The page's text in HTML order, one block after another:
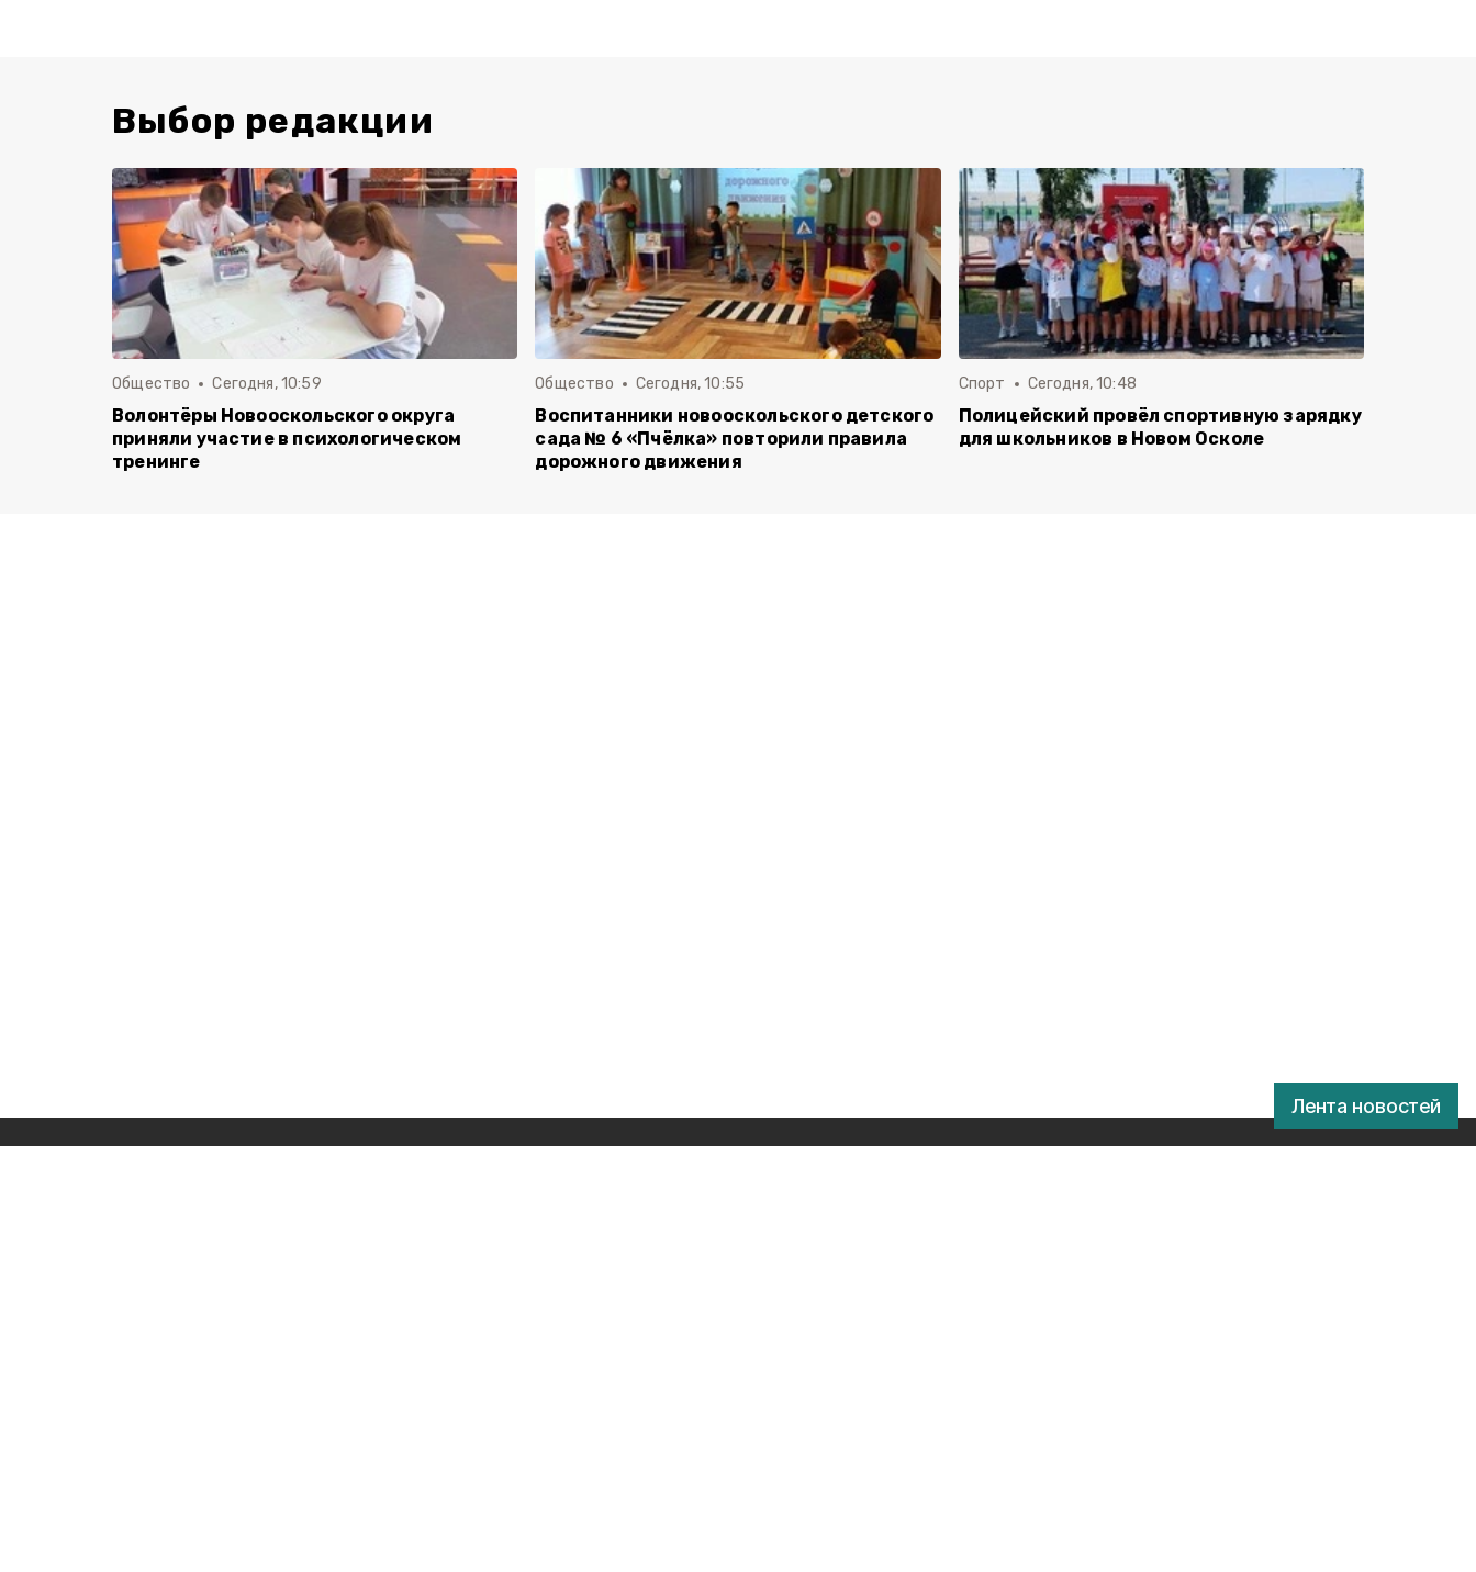
Лента новостей
Выбор редакции
Общество Сегодня, 10:59
Волонтёры Новооскольского округа
приняли участие в психологическом
тренинге
Общество Сегодня, 10:55
Воспитанники новооскольского детского
сада № 6 «Пчёлка» повторили правила
дорожного движения
Спорт Сегодня, 10:48
Полицейский провёл спортивную зарядку
для школьников в Новом Осколе